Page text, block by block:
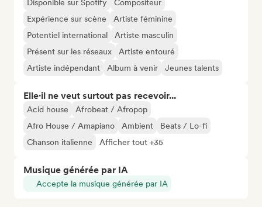
Disponible sur Spotify
Compositeur
Expérience sur scène
Artiste féminine
Potentiel international
Artiste masculin
Présent sur les réseaux
Artiste entouré
Artiste indépendant
Album à venir Jeunes talents
Elle·il ne veut surtout pas recevoir...
Acid house
Afrobeat / Afropop
Afro House / Amapiano
Ambient
Beats / Lo-fi
Chanson italienne
Afficher tout +35
Musique générée par IA
Accepte la musique générée par IA